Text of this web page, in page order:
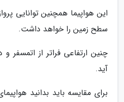
سطح زمین را خواهد داشت.
چنین ارتفاعی فراتر از
آید.
برای مقایسه باید بدانید